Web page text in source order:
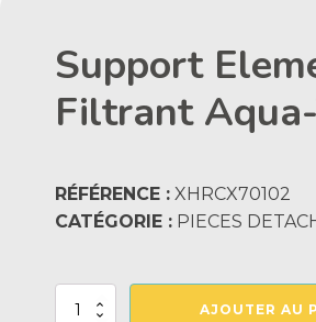
Support
Filtrant
RÉFÉRENCE : XHRCX70102
CATÉGORIE : PIECES
quantité
AJOUTER AU